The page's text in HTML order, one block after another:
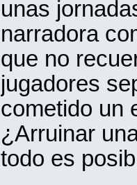
unas
narradora
que no
jugadores
cometido un
¿Arruinar
todo es